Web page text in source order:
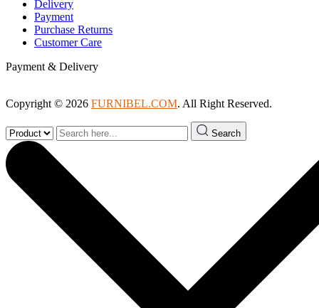
Delivery
Payment
Purchase Returns
Customer Care
Payment & Delivery
Copyright © 2026 FURNIBEL.COM. All Right Reserved.
Search